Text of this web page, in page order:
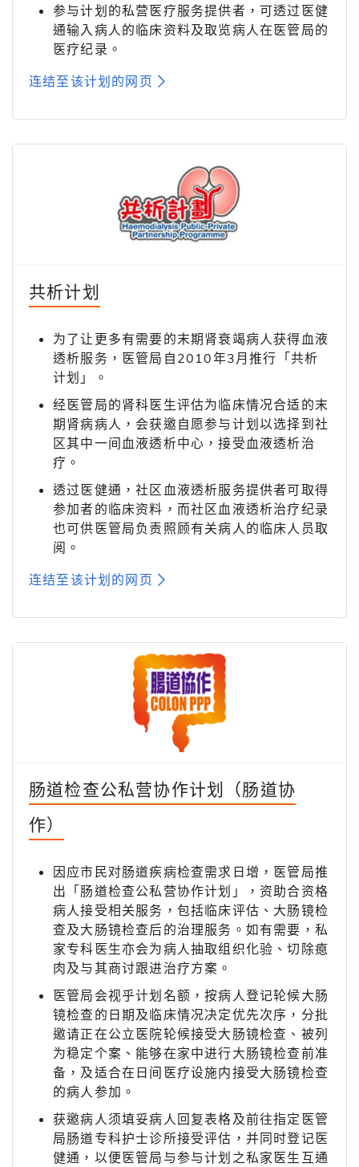
参与计划的私营医疗服务提供者，可透过医健
通输入病人的临床资料及取览病人在医管局的
医疗纪录。
连结至该计划的网页
共析计划
为了让更多有需要的末期肾衰竭病人获得血液
透析服务，医管局自2010年3月推行「共析
计划」。
经医管局的肾科医生评估为临床情况合适的末
期肾病病人，会获邀自愿参与计划以选择到社
区其中一间血液透析中心，接受血液透析治
疗。
透过医健通，社区血液透析服务提供者可取得
参加者的临床资料，而社区血液透析治疗纪录
也可供医管局负责照顾有关病人的临床人员取
阅。
连结至该计划的网页
肠道检查公私营协作计划（肠道协
作）
因应市民对肠道疾病检查需求日增，医管局推
出「肠道检查公私营协作计划」，资助合资格
病人接受相关服务，包括临床评估、大肠镜检
查及大肠镜检查后的治理服务。如有需要，私
家专科医生亦会为病人抽取组织化验、切除瘜
肉及与其商讨跟进治疗方案。
医管局会视乎计划名额，按病人登记轮候大肠
镜检查的日期及临床情况决定优先次序，分批
邀请正在公立医院轮候接受大肠镜检查、被列
为稳定个案、能够在家中进行大肠镜检查前准
备，及适合在日间医疗设施内接受大肠镜检查
的病人参加。
获邀病人须填妥病人回复表格及前往指定医管
局肠道专科护士诊所接受评估，并同时登记医
健通，以便医管局与参与计划之私家医生互通